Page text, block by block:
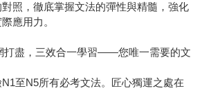
照，徹底掌握文法的彈性與精髓，強化
應用力。
打盡，三效合一學習——您唯一需要的文
至N5所有必考文法。匠心獨運之處在